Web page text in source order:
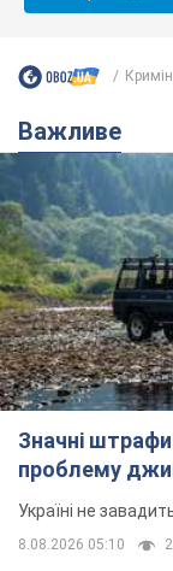
Важливе
Значні штрафи
проблему
Україні не
8.08.2026 05:10